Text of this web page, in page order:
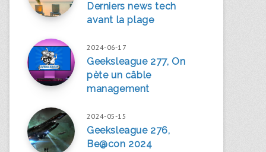
Derniers news tech
avant la plage
2024-06-17
Geeksleague 277, On
pète un câble
management
2024-05-15
Geeksleague 276,
Be@con 2024